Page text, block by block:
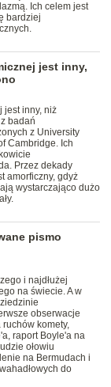
Ich celem jest
bardziej
jest inny,
jest inny, niż
badań
z University
Cambridge. Ich
Przez dekady
amorficzny, gdyż
wystarczająco dużo
pismo
i najdłużej
na świecie. A w
obserwacje
komety,
raport Boyle'a na
ołowiu
na Bermudach i
do